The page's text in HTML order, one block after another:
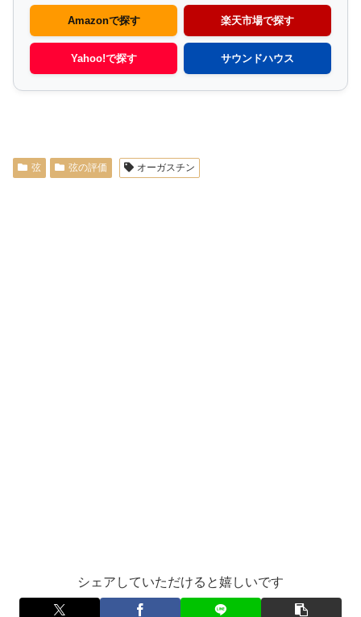
Amazonで探す 楽天市場で探す
Yahoo!で探す サウンドハウス
弦 弦の評価 オーガスチン
シェアしていただけると嬉しいです